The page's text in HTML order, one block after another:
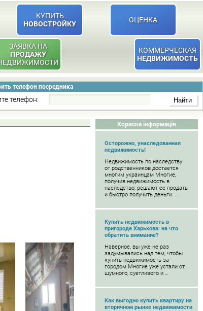
КУПИТЬ
НОВОСТРОЙКУ
ОЦЕНКА
ЗАЯВКА НА
ПРОДАЖУ
КОММЕРЧЕСКАЯ
НЕДВИЖИМОСТЬ
телефон посредника
телефон:
Корисна інформація
Осторожно, унаследованная
недвижимость!
Недвижимость по наследству
от родственников достается
многим украинцам Многие,
получив недвижимость в
наследство, решают ее продать
и быстро получить деньги. …
Купить недвижимость в
пригороде Харькова: на что
обратить внимание?
Наверное, вы уже не раз
задумывались над тем, чтобы
купить недвижимость за
городом Многие уже устали от
шумного, суетливого и …
Как выгодно купить квартиру на
вторичном рынке недвижимости